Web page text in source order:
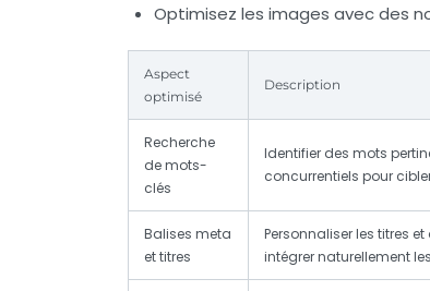
Optimisez les images avec des
Aspect
optimisé
Description
Recherche
de mots-
clés
Identifier des mots
concurrentiels pour
Balises meta
et titres
Personnaliser les titres
intégrer naturellement